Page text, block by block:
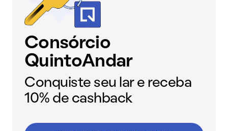
Consórcio
QuintoAndar
Conquiste seu lar e receba
10% de cashback